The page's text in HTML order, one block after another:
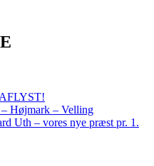
Højmark – Velling
Uth – vores nye præst pr. 1.